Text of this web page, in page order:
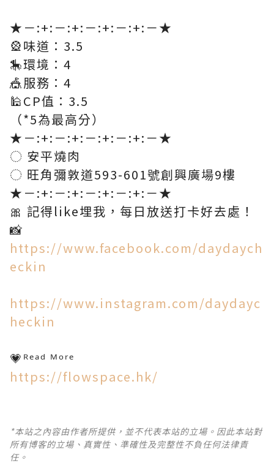
★－:+:－:+:－:+:－:+:－★​
🎡味道：3.5
🎠環境：4​
🎪服務：4​
🕌CP值：3.5​
（*5為最高分）​
★－:+:－:+:－:+:－:+:－★​
◌ 安平燒肉​
◌ 旺角彌敦道593-601號創興廣場9樓​
★－:+:－:+:－:+:－:+:－★​
🎀 記得like埋我，每日放送打卡好去處！
📸​
https://www.facebook.com/daydaych
eckin
https://www.instagram.com/daydayc
heckin​
💗ᴿᵉᵃᵈ ᴹᵒʳᵉ​
https://flowspace.hk/
*本站之內容由作者所提供，並不代表本站的立場。因此本站對
所有博客的立場、真實性、準確性及完整性不負任何法律責
任。